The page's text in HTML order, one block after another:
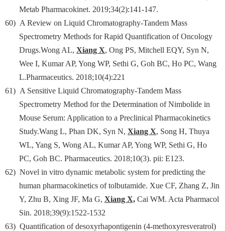
Metab Pharmacokinet. 2019;34(2):141-147.
60) A Review on Liquid Chromatography-Tandem Mass
Spectrometry Methods for Rapid Quantification of Oncology
Drugs.Wong AL, Xiang X, Ong PS, Mitchell EQY, Syn N,
Wee I, Kumar AP, Yong WP, Sethi G, Goh BC, Ho PC, Wang
L.Pharmaceutics. 2018;10(4):221
61) A Sensitive Liquid Chromatography-Tandem Mass
Spectrometry Method for the Determination of Nimbolide in
Mouse Serum: Application to a Preclinical Pharmacokinetics
Study.Wang L, Phan DK, Syn N, Xiang X, Song H, Thuya
WL, Yang S, Wong AL, Kumar AP, Yong WP, Sethi G, Ho
PC, Goh BC. Pharmaceutics. 2018;10(3). pii: E123.
62) Novel in vitro dynamic metabolic system for predicting the
human pharmacokinetics of tolbutamide. Xue CF, Zhang Z, Jin
Y, Zhu B, Xing JF, Ma G, Xiang X, Cai WM. Acta Pharmacol
Sin. 2018;39(9):1522-1532
63) Quantification of desoxyrhapontigenin (4-methoxyresveratrol)